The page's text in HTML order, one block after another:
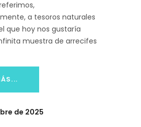
a tesoros naturales
que hoy nos gustaría
muestra de arrecifes
de 2025